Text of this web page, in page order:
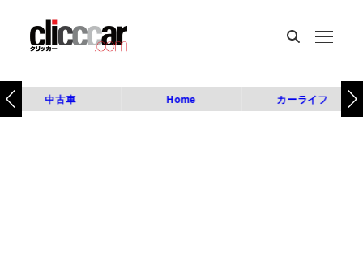
中古車 Home カーライフ